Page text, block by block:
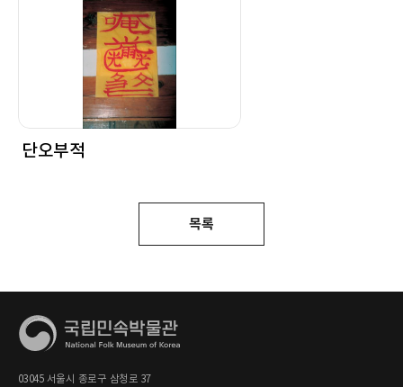
단오부적
목록
03045 서울시 종로구 삼청로 37